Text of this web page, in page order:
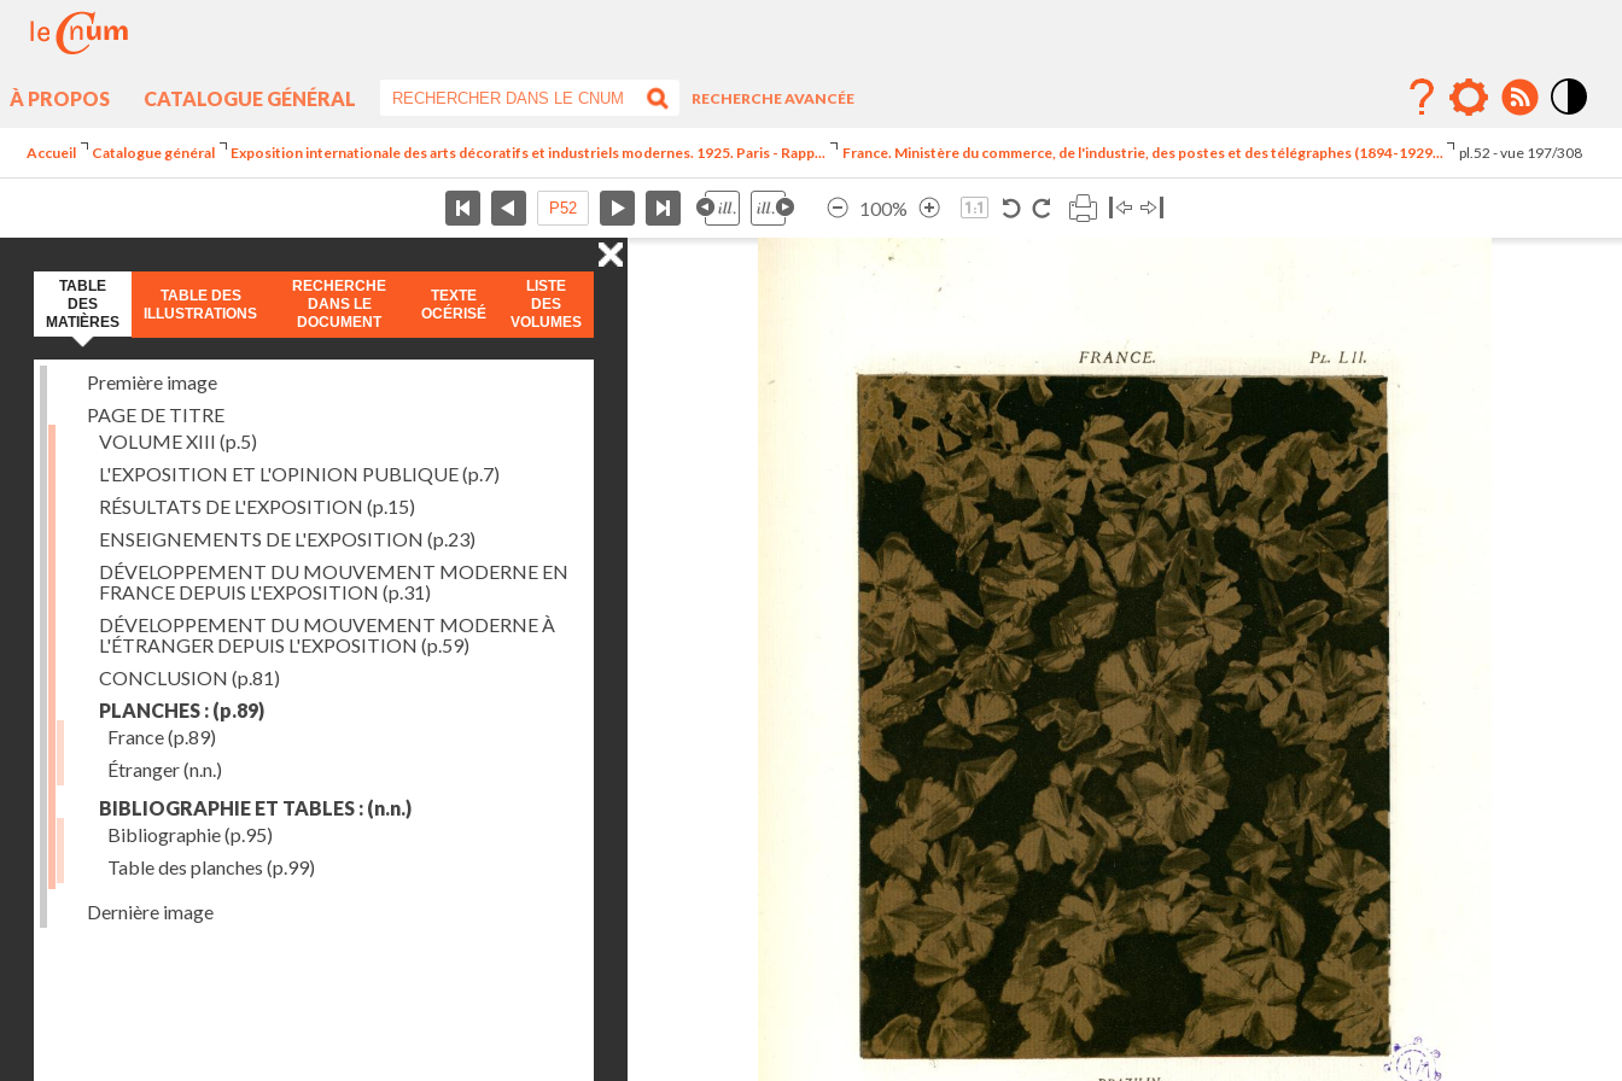
À PROPOS CATALOGUE GÉNÉRAL
RECHERCHE AVANCÉE
élévé
Accueil Catalogue général Exposition internationale des arts décoratifs et industriels modernes. 1925. Paris - Rapp... France. Ministère du commerce, de l'industrie, des postes et des télégraphes (1894-1929... pl.52 - vue 197/308
100%
TABLE
DES
MATIÈRES
TABLE DES
ILLUSTRATIONS
RECHERCHE
DANS LE
DOCUMENT
TEXTE
OCÉRISÉ
LISTE
DES
VOLUMES
Première image
PAGE DE TITRE
VOLUME XIII (p.5)
L'EXPOSITION ET L'OPINION PUBLIQUE(p.7)
RÉSULTATS DE L'EXPOSITION (p.15)
ENSEIGNEMENTS DE L'EXPOSITION (p.23)
DÉVELOPPEMENT DU MOUVEMENT MODERNE EN
FRANCE DEPUIS L'EXPOSITION (p.31)
DÉVELOPPEMENT DU MOUVEMENT MODERNE À
L'ÉTRANGER DEPUIS L'EXPOSITION (p.59)
CONCLUSION (p.81)
PLANCHES : (p.89)
France(p.89)
Étranger(n.n.)
BIBLIOGRAPHIE ET TABLES : (n.n.)
Bibliographie(p.95)
Table des planches (p.99)
Dernière image